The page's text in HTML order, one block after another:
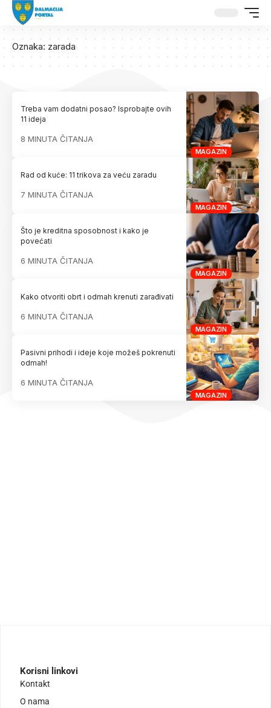
Oznaka: zarada
MAGAZIN
Treba vam dodatni posao? Isprobajte ovih
11 ideja
8 MINUTA ČITANJA
MAGAZIN
Rad od kuće: 11 trikova za veću zaradu
7 MINUTA ČITANJA
MAGAZIN
Što je kreditna sposobnost i kako je
povećati
6 MINUTA ČITANJA
MAGAZIN
Kako otvoriti obrt i odmah krenuti zarađivati
6 MINUTA ČITANJA
MAGAZIN
Pasivni prihodi i ideje koje možeš pokrenuti
odmah!
6 MINUTA ČITANJA
Korisni linkovi
Kontakt
O nama